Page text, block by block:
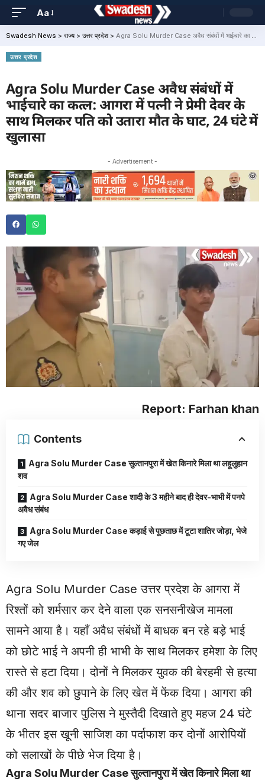
Aa
Swadesh News > राज्य> उत्तर प्रदेश> Agra Solu Murder Case अवैध संबंधों में भाईचारे का कत्ल: आगरा में पत्नी ने प्रेमी देवर के साथ मिलकर पति को उतारा मौत के घाट, 24 घंटे में खुलासा
उत्तर प्रदेश
Agra Solu Murder Case अवैध संबंधों में
भाईचारे का कत्ल: आगरा में पत्नी ने प्रेमी देवर के
साथ मिलकर पति को उतारा मौत के घाट, 24 घंटे में
खुलासा
- Advertisement -
Report: Farhan khan
Contents
Agra Solu Murder Case सुल्तानपुरा में खेत किनारे मिला था लहूलुहान
शव
Agra Solu Murder Case शादी के 3 महीने बाद ही देवर-भाभी में पनपे
अवैध संबंध
Agra Solu Murder Case कड़ाई से पूछताछ में टूटा शातिर जोड़ा, भेजे
गए जेल
Agra Solu Murder Case उत्तर प्रदेश के आगरा में
रिश्तों को शर्मसार कर देने वाला एक सनसनीखेज मामला
सामने आया है। यहाँ अवैध संबंधों में बाधक बन रहे बड़े भाई
को छोटे भाई ने अपनी ही भाभी के साथ मिलकर हमेशा के लिए
रास्ते से हटा दिया। दोनों ने मिलकर युवक की बेरहमी से हत्या
की और शव को छुपाने के लिए खेत में फेंक दिया। आगरा की
थाना सदर बाजार पुलिस ने मुस्तैदी दिखाते हुए महज 24 घंटे
के भीतर इस खूनी साजिश का पर्दाफाश कर दोनों आरोपियों
को सलाखों के पीछे भेज दिया है।
Agra Solu Murder Case सुल्तानपुरा में खेत किनारे मिला था